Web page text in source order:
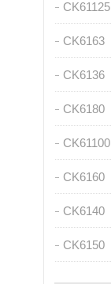
CK61125
CK6163
CK6136
CK6180
CK61100
CK6160
CK6140
CK6150